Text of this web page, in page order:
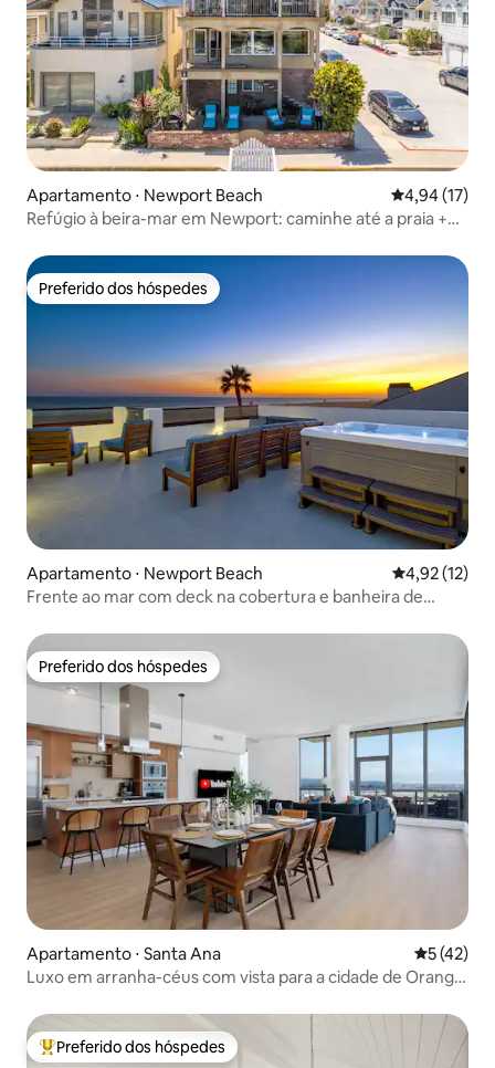
Apartamento ⋅ Newport Beach 4,94 de uma
4,94 (17)
Refúgio à beira-mar em Newport: caminhe até a praia +
Preferido dos hóspedes
Preferido dos hóspedes
Apartamento ⋅ Newport Beach 4,92 de uma
4,92 (12)
Frente ao mar com deck na cobertura e banheira de
Preferido dos hóspedes
Preferido dos hóspedes
Apartamento ⋅ Santa Ana 5 de uma
5 (42)
Luxo em arranha-céus com vista para a cidade de Orange
Entre os melhores preferidos dos hóspedes
Preferido dos hóspedes